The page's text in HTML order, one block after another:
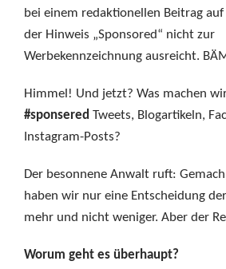
bei einem redaktionellen Beitrag
der Hinweis „Sponsored“ nicht zur
Werbekennzeichnung ausreicht.
Himmel! Und jetzt? Was machen
#sponsered Tweets, Blogartikeln,
Instagram-Posts?
Der besonnene Anwalt ruft:
haben wir nur eine Entscheidung
mehr und nicht weniger. Aber der
Worum geht es überhaupt?